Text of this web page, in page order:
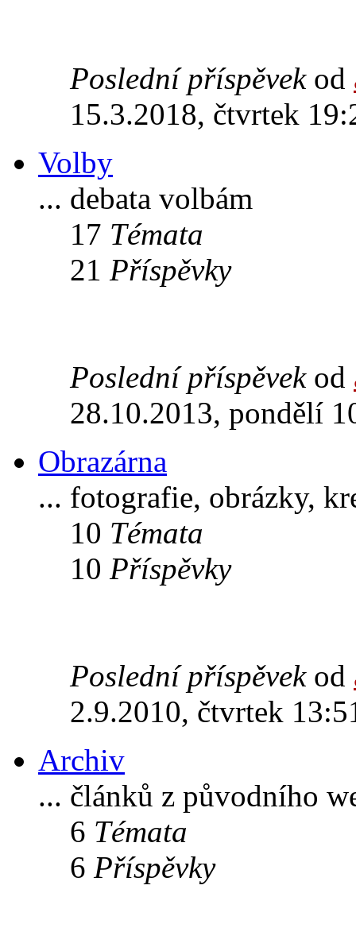
Poslední příspěvekod
15.3.2018, čtvrtek
Volby
... debata volbám
17 Témata
21 Příspěvky
Poslední příspěvekod
28.10.2013, pondělí
Obrazárna
... fotografie, obrázky,
10 Témata
10 Příspěvky
Poslední příspěvekod
2.9.2010, čtvrtek
Archiv
... článků z původního
6 Témata
6 Příspěvky